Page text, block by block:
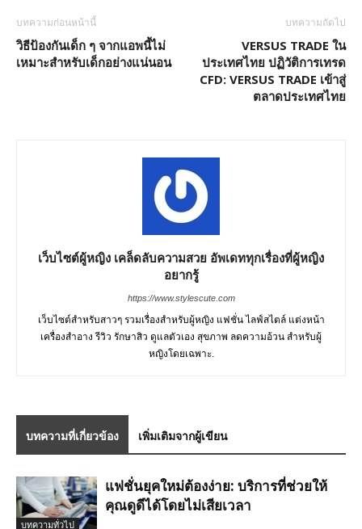
บทความก่อนหน้านี้
วิธีป้องกันเด็ก ๆ จากแอพนี้ไม่
เหมาะสำหรับเด็กอย่างแน่นอน
บทความถัดไป
VERSUS TRADE ใน
ประเทศไทย ปฏิวัติการเทรด
CFD: VERSUS TRADE เข้าสู่
ตลาดประเทศไทย
เว็บไซต์ผู้หญิง เคล็ดลับความสวย อัพเดททุกเรื่องที่ผู้หญิง
อยากรู้
https://www.stylescute.com
เว็บไซต์สำหรับสาวๆ รวมเรื่องสำหรับผู้หญิง แฟชั่น ไลฟ์สไตล์ แต่งหน้า
เครื่องสำอาง รีวิว รักษาสิว ดูแลตัวเอง สุขภาพ ลดความอ้วน สำหรับผู้
หญิงโดยเฉพาะ.
บทความที่เกี่ยวข้อง เพิ่มเติมจากผู้เขียน
บทความทั่วไป
แฟชั่นยุคใหม่ต้องง่าย: บริการที่ช่วยให้
คุณดูดีได้โดยไม่เสียเวลา